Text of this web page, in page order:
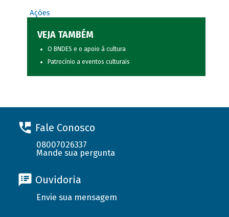
Ações
VEJA TAMBÉM
O BNDES e o apoio à cultura
Patrocínio a eventos culturais
Fale Conosco
08007026337
Mande sua pergunta
Ouvidoria
Envie sua mensagem